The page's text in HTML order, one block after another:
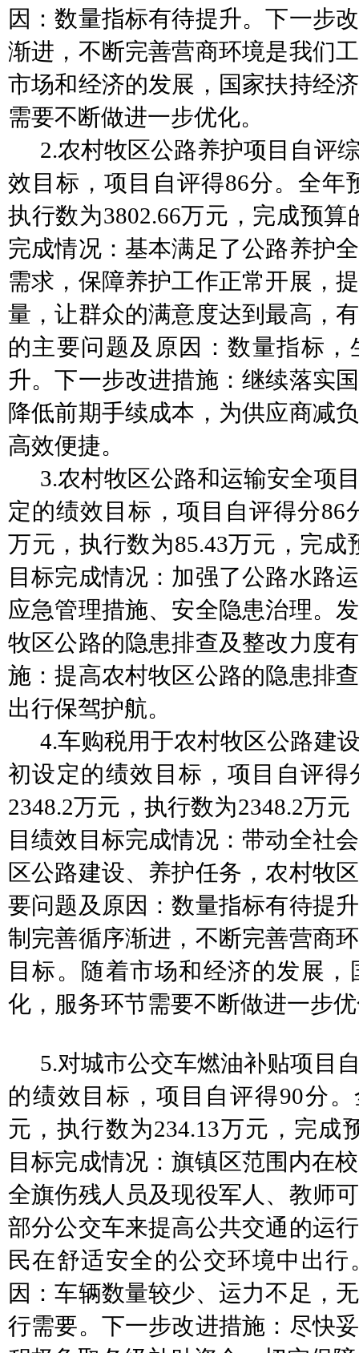
因：数量指标有待提升。下一步
渐进，不断完善营商环境是我们
市场和经济的发展，国家扶持经
需要不断做进一步优化。
2.农村牧区公路养护项目自评
效目标，项目自评得86分。全年
执行数为3802.66万元，完成预算
完成情况：基本满足了公路养护
需求，保障养护工作正常开展，
量，让群众的满意度达到最高，
的主要问题及原因：数量指标 ，
升。下一步改进措施：继续落实
降低前期手续成本，为供应商减
高效便捷。
3.农村牧区公路和运输安全项
定的绩效目标，项目自评得分86
万元，执行数为85.43万元，完成
目标完成情况：加强了公路水路
应急管理措施、安全隐患治理。
牧区公路的隐患排查及整改力度
施：提高农村牧区公路的隐患排
出行保驾护航。
4.车购税用于农村牧区公路建
初设定的绩效目标，项目自评得
2348.2万元，执行数为2348.2万元
目绩效目标完成情况：带动全社
区公路建设、 养护任务，农村牧
要问题及原因：数量指标有待提
制完善循序渐进，不断完善营商
目标。随着市场和经济的发展
化，服务环节需要不断做进一步
5.对城市公交车燃油补贴项目
的绩效目标，项目自评得90分
元，执行数为234.13万元，完成
目标完成情况：旗镇区范围内在
全旗伤残人员及现役军人、教师
部分公交车来提高公共交通的运
民在舒适安全的公交环境中出行
因：车辆数量较少、运力不足，
行需要。下一步改进措施 ： 尽快